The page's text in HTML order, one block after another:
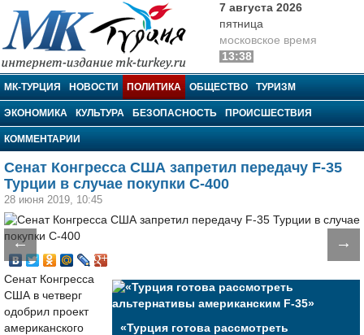
МК-Турция
7 августа 2026
пятница
московское время
13:38
МК-ТУРЦИЯ НОВОСТИ ПОЛИТИКА ОБЩЕСТВО ТУРИЗМ
ЭКОНОМИКА КУЛЬТУРА БЕЗОПАСНОСТЬ ПРОИСШЕСТВИЯ
КОММЕНТАРИИ
Сенат Конгресса США запретил передачу F-35
Турции в случае покупки С-400
28 июня 2019, 10:45
← →
«Турция готова рассмотреть
Сенат Конгресса
США в четверг
одобрил проект
американского